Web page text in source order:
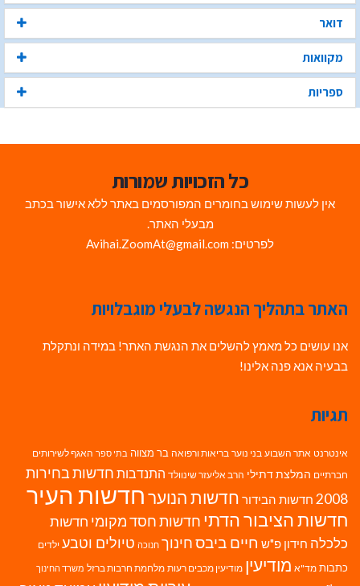
דואר
מקוואות
ספריות
כל הזכויות שמורות
אין לעשות שימוש בחומרים המפורסמים באתר ללא אישור בכתב
מבעלי האתר.
לפרטים: Avihai.ZoomAt@gmail.com
האתר בתהליך הנגשה לבעלי מוגבלויות
אנו עושים כל מאמץ להשלים את הנגשת האתר! במידה ונתקלת
בבעיה אנא פנה אלינו!
תגיות
אינטרנט אתר השבוע בני נוער בריאות ורפואה בר מצווה בתי ספר האגף לשירותים
חברתיים המלצת דתילי הרב אליעזר שינוולד התנדבות חדשות בחירות
2008 חדשות הבידור חדשות הנוערחדשות העיר
חדשות הציבור הדתי חדשות חסד מקומי חדשות
כלכלה חידון פ"ש חיים ביבסחינוך חנוכה טיולים וטבע ילדים
כתבות מד"א מודיעין מודיעין מכבים רעות מלחמת חרבות ברזל משרד החינוך